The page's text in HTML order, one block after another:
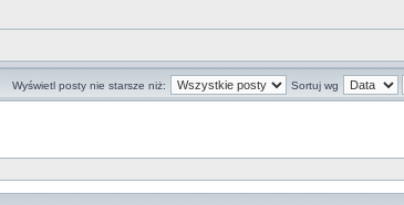
Wyświetl posty nie starsze niż: Sortuj wg